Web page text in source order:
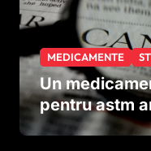
MEDICAMENTE
Un
pentru astm
în lupta